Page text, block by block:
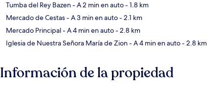
Tumba del Rey Bazen- A 2 min en auto- 1.8 km
Mercado de Cestas- A 3 min en auto- 2.1 km
Mercado Principal- A 4 min en auto- 2.8 km
Iglesia de Nuestra Señora María de Zion- A 4 min en auto- 2.8 km
Información de la propiedad